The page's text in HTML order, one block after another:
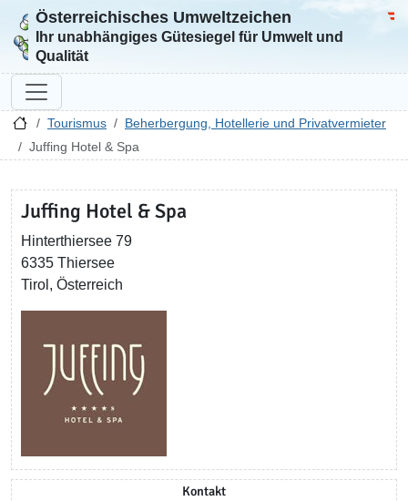
Zur Startseite
Österreichisches Umweltzeichen
Ihr unabhängiges Gütesiegel für Umwelt und
Qualität
Tourismus
Beherbergung, Hotellerie und Privatvermieter
Juffing Hotel & Spa
Juffing Hotel & Spa
Hinterthiersee 79
6335 Thiersee
Tirol, Österreich
Kontakt